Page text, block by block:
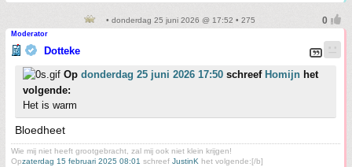
• donderdag 25 juni 2026 @ 17:52 • 275
Moderator
Dotteke
Op donderdag 25 juni 2026 17:50 schreef Homijn het
volgende:
Het is warm
Bloedheet
Wie mij niet heeft grootgebracht, zal mij ook niet klein krijgen!
Opzaterdag 15 februari 2025 08:01 schreef JustinK het volgende:[/b]